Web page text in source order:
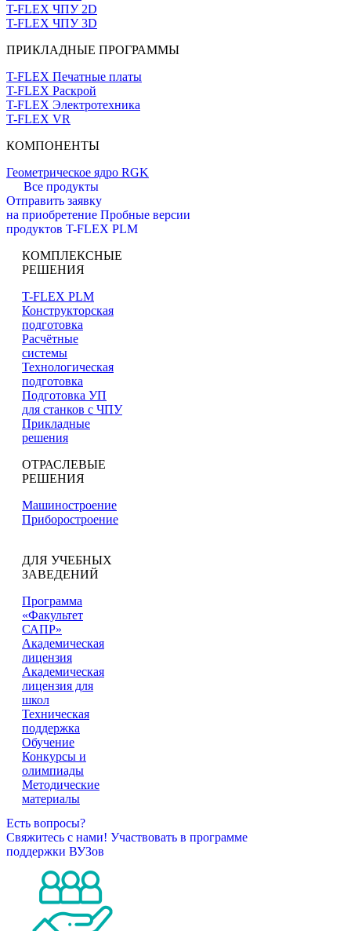
T-FLEX ЧПУ 2D
T-FLEX ЧПУ 3D
ПРИКЛАДНЫЕ ПРОГРАММЫ
T-FLEX Печатные платы
T-FLEX Раскрой
T-FLEX Электротехника
T-FLEX VR
КОМПОНЕНТЫ
Геометрическое ядро RGK
Все продукты
Отправить заявку
на приобретение Пробные версии
продуктов T-FLEX PLM
КОМПЛЕКСНЫЕ
РЕШЕНИЯ
T-FLEX PLM
Конструкторская
подготовка
Расчётные
системы
Технологическая
подготовка
Подготовка УП
для станков с ЧПУ
Прикладные
решения
ОТРАСЛЕВЫЕ
РЕШЕНИЯ
Машиностроение
Приборостроение
ДЛЯ УЧЕБНЫХ
ЗАВЕДЕНИЙ
Программа
«Факультет
САПР»
Академическая
лицензия
Академическая
лицензия для
школ
Техническая
поддержка
Обучение
Конкурсы и
олимпиады
Методические
материалы
Есть вопросы?
Свяжитесь с нами! Участвовать в программе
поддержки ВУЗов